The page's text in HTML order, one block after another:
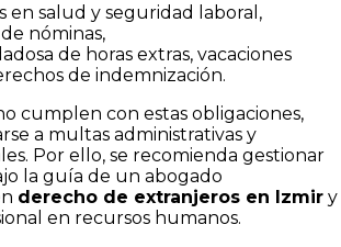
en salud y seguridad laboral,
nóminas,
de horas extras, vacaciones
de indemnización.
cumplen con estas obligaciones,
a multas administrativas y
Por ello, se recomienda gestionar
la guía de un abogado
derecho de extranjeros en Izmir y
en recursos humanos.